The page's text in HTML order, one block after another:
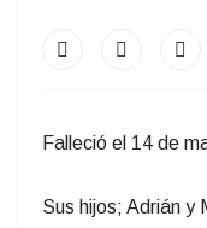
Falleció el 14 de
Sus hijos; Adrián y